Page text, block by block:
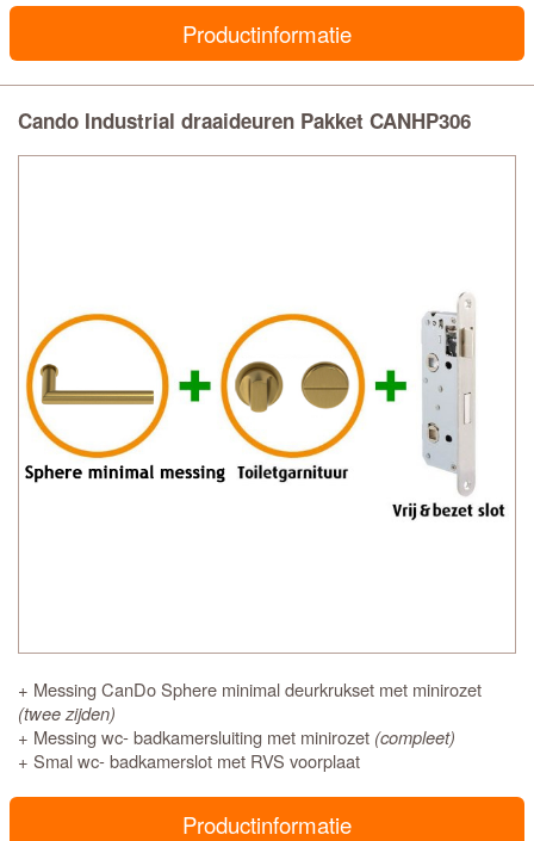
Productinformatie
Cando Industrial draaideuren Pakket CANHP306
+ Messing CanDo Sphere minimal deurkrukset met minirozet
(twee zijden)
+ Messing wc- badkamersluiting met minirozet (compleet)
+ Smal wc- badkamerslot met RVS voorplaat
Productinformatie